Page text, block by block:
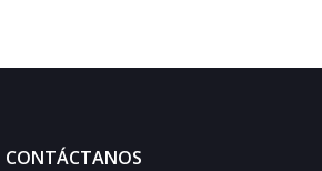
CONTÁCTANOS